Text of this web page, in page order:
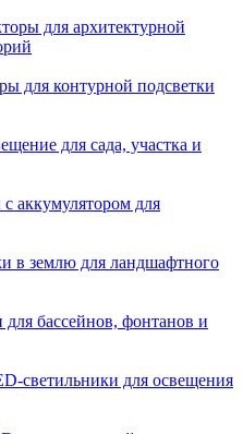
для архитектурной
для контурной подсветки
для сада, участка и
аккумулятором для
в землю для ландшафтного
бассейнов, фонтанов и
светильники для освещения